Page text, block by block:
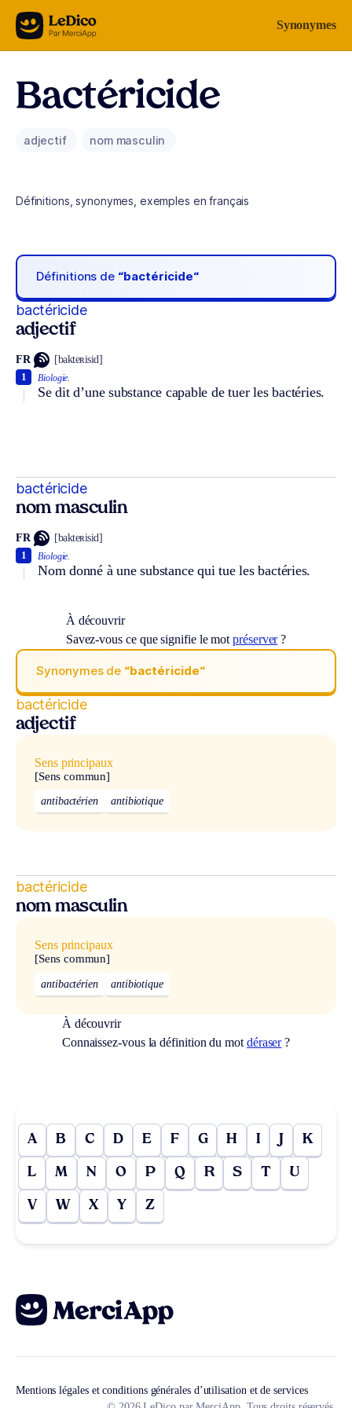
Aller au contenu Synonymes
Bactéricide
adjectif nom masculin
Définitions, synonymes, exemples en français
Définitions de “bactéricide“
bactéricide
adjectif
FR [bakteʀisid]
Biologie.
Se dit d’une substance capable de tuer les bactéries.
1
bactéricide
nom masculin
FR [bakteʀisid]
Biologie.
Nom donné à une substance qui tue les bactéries.
1
À découvrir
Savez-vous ce que signifie le motpréserver?
Synonymes de “bactéricide“
bactéricide
adjectif
Sens principaux
[Sens commun]
antibactérien antibiotique
bactéricide
nom masculin
Sens principaux
[Sens commun]
antibactérien antibiotique
À découvrir
Connaissez-vous la définition du mot déraser?
A B C D E F G H I J K
L M N O P Q R S T U
V W X Y Z
Mentions légales et conditions générales d’utilisation et de services